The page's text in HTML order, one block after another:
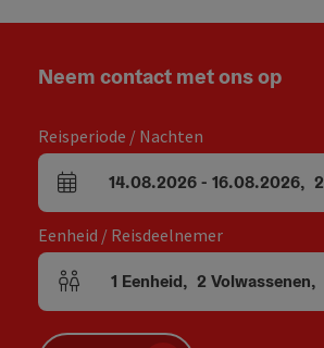
Neem contact met ons op
Reisperiode / Nachten
Velden voor aankomst en vertrek
14.08.2026- 16.08.2026, 2
Eenheid / Reisdeelnemer
Aantal eenheden en persoonsvelden
1 Eenheid, 2 Volwassenen,